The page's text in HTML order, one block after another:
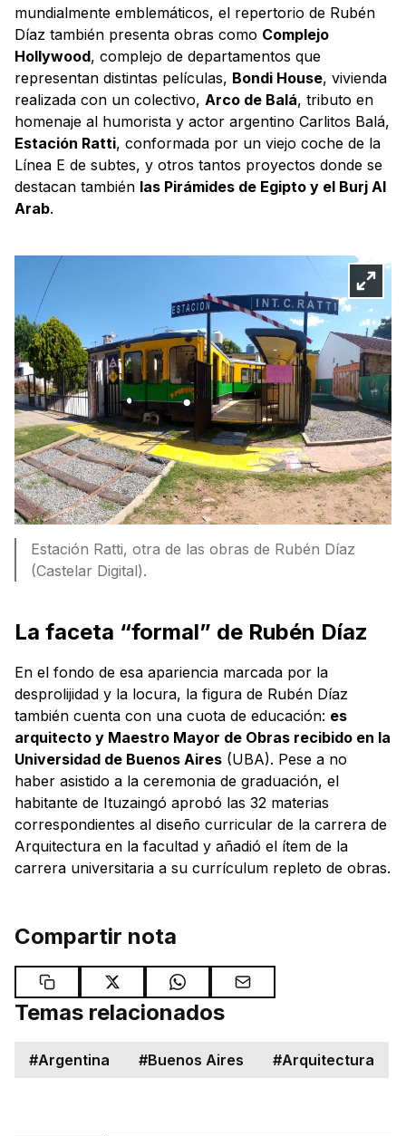
mundialmente emblemáticos, el repertorio de Rubén
Díaz también presenta obras como Complejo
Hollywood, complejo de departamentos que
representan distintas películas, Bondi House, vivienda
realizada con un colectivo, Arco de Balá, tributo en
homenaje al humorista y actor argentino Carlitos Balá,
Estación Ratti, conformada por un viejo coche de la
Línea E de subtes, y otros tantos proyectos donde se
destacan también las Pirámides de Egipto y el Burj Al
Arab.
Estación Ratti, otra de las obras de Rubén Díaz
(Castelar Digital).
La faceta “formal” de Rubén Díaz
En el fondo de esa apariencia marcada por la
desprolijidad y la locura, la figura de Rubén Díaz
también cuenta con una cuota de educación: es
arquitecto y Maestro Mayor de Obras recibido en la
Universidad de Buenos Aires (UBA). Pese a no
haber asistido a la ceremonia de graduación, el
habitante de Ituzaingó aprobó las 32 materias
correspondientes al diseño curricular de la carrera de
Arquitectura en la facultad y añadió el ítem de la
carrera universitaria a su currículum repleto de obras.
Compartir nota
Temas relacionados
#Argentina #Buenos Aires #Arquitectura